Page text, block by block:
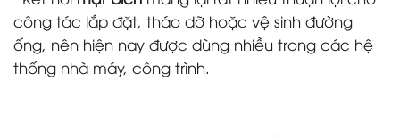
công tác lắp đặt, tháo dỡ hoặc vệ sinh đường
ống, nên hiện nay được dùng nhiều trong các hệ
thống nhà máy, công trình.